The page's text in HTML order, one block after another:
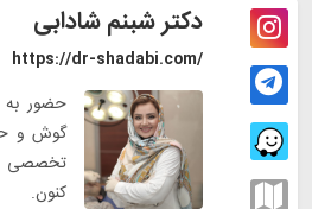
دکتر شبنم شادابی
https://dr-shadabi.com/
حضور
گوش و
کنون.